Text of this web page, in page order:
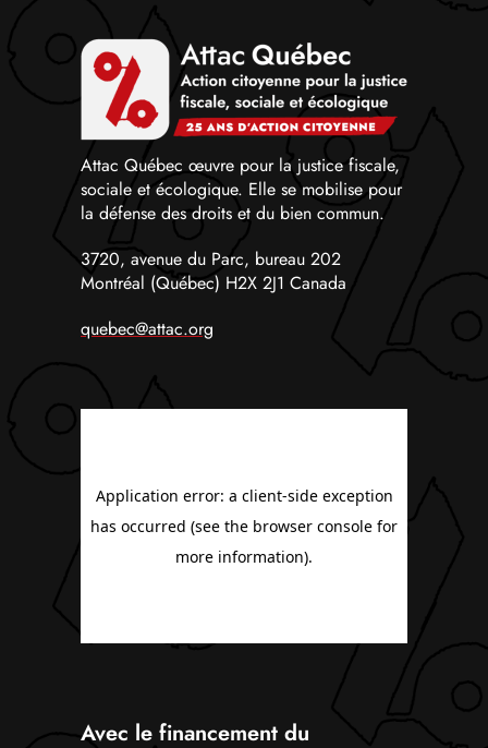
Attac Québec œuvre pour la justice fiscale,
sociale et écologique. Elle se mobilise pour
la défense des droits et du bien commun.
3720, avenue du Parc, bureau 202
Montréal (Québec) H2X 2J1 Canada
quebec@attac.org
Avec le financement du